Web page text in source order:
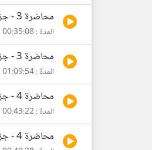
محاضرة 3 - جزء 2
المدة : 00:35:08
محاضرة 3 - جزء 3
المدة : 01:09:54
محاضرة 4 - جزء 1
المدة : 00:43:22
محاضرة 4 - جزء 2